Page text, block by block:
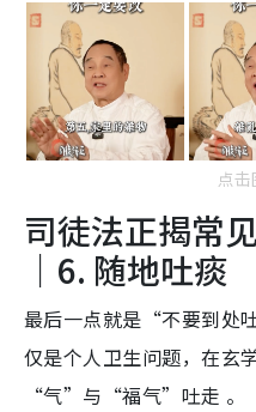
点
司徒法正揭常
｜6. 随地吐痰
最后一点就是“不要到处
仅是个人卫生问题，在玄
“气”与“福气”吐走 。